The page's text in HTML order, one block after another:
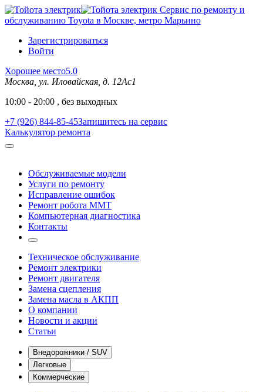
Сервис по ремонту и
обслуживанию Toyota в Москве, метро Марьино
Зарегистрироваться
Войти
Хорошее место5.0
Москва, ул. Иловайская, д. 12Ас1
10:00 - 20:00 , без выходных
+7 (926) 844-85-45Запишитесь на сервис
Калькулятор ремонта
Обслуживаемые модели
Услуги по ремонту
Исправление ошибок
Ремонт робота MMT
Компьютерная диагностика
Контакты
Техническое обслуживание
Ремонт электрики
Ремонт двигателя
Замена сцепления
Замена масла в АКПП
О компании
Новости и акции
Статьи
Внедорожники / SUV
Легковые
Коммерческие